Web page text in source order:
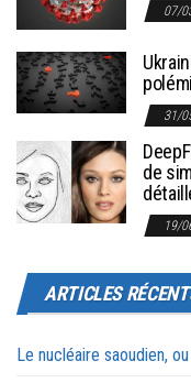
07/
31/
de
19/
ARTICLES
Le nucléaire saoudien,